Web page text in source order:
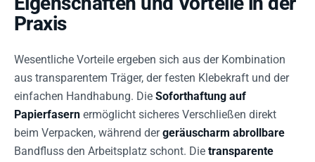
Praxis
Wesentliche Vorteile ergeben sich aus der Kombination
aus transparentem Träger, der festen Klebekraft und der
einfachen Handhabung. Die Soforthaftung auf
Papierfasern ermöglicht sicheres Verschließen direkt
beim Verpacken, während dergeräuscharm abrollbare
Bandfluss den Arbeitsplatz schont. Die transparente